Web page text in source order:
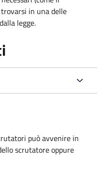
in una delle
legge.
può avvenire in
scrutatore oppure